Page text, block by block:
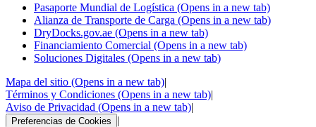
Pasaporte Mundial de Logística (Opens in a new tab)
Alianza de Transporte de Carga (Opens in a new tab)
DryDocks.gov.ae (Opens in a new tab)
Financiamiento Comercial (Opens in a new tab)
Soluciones Digitales (Opens in a new tab)
Mapa del sitio (Opens in a new tab)|
Términos y Condiciones (Opens in a new tab)|
Aviso de Privacidad (Opens in a new tab)|
Preferencias de Cookies
|